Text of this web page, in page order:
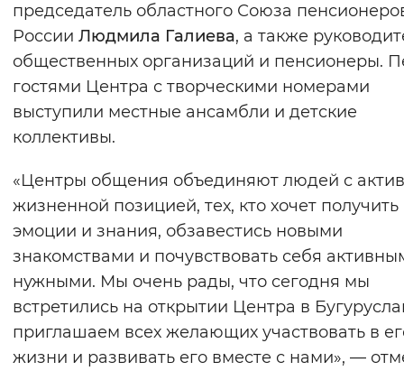
Звуковой ассистент
Воспроизвести Остановить
Вернуть стандартные настройки
председатель областного Союза
России Людмила Галиева, а также
общественных организаций и пенсионеры.
гостями Центра с творческими номерами
выступили местные ансамбли и детские
коллективы.
«Центры общения объединяют людей с
жизненной позицией, тех, кто хочет
эмоции и знания, обзавестись новыми
знакомствами и почувствовать себя
нужными. Мы очень рады, что сегодня мы
встретились на открытии Центра в
приглашаем всех желающих участвовать в
жизни и развивать его вместе с нами», —